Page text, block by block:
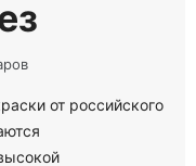
от российского